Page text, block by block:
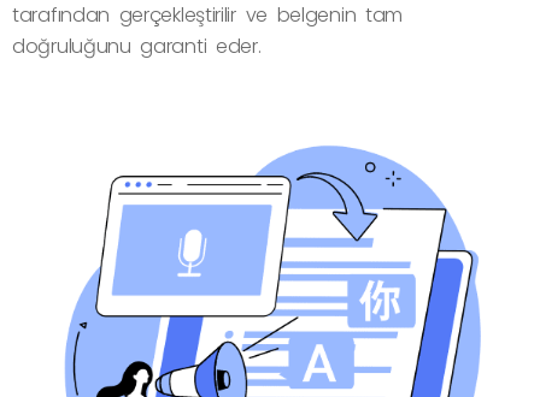
tarafından gerçekleştirilir ve belgenin tam
doğruluğunu garanti eder.